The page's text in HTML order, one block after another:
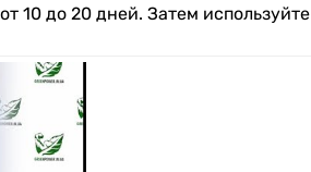
10 до 20 дней. Затем используйте